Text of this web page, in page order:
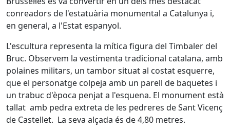
conreadors de l'estatuària monumental a Catalunya i,
en general, a l'Estat espanyol.
L'escultura representa la mítica figura del Timbaler del
Bruc. Observem la vestimenta tradicional catalana, amb
polaines militars, un tambor situat al costat esquerre,
que el personatge colpeja amb un parell de baquetes i
un trabuc d'època penjat a l'esquena. El monument està
tallat amb pedra extreta de les pedreres de Sant Vicenç
de Castellet. La seva alçada és de 4,80 metres.